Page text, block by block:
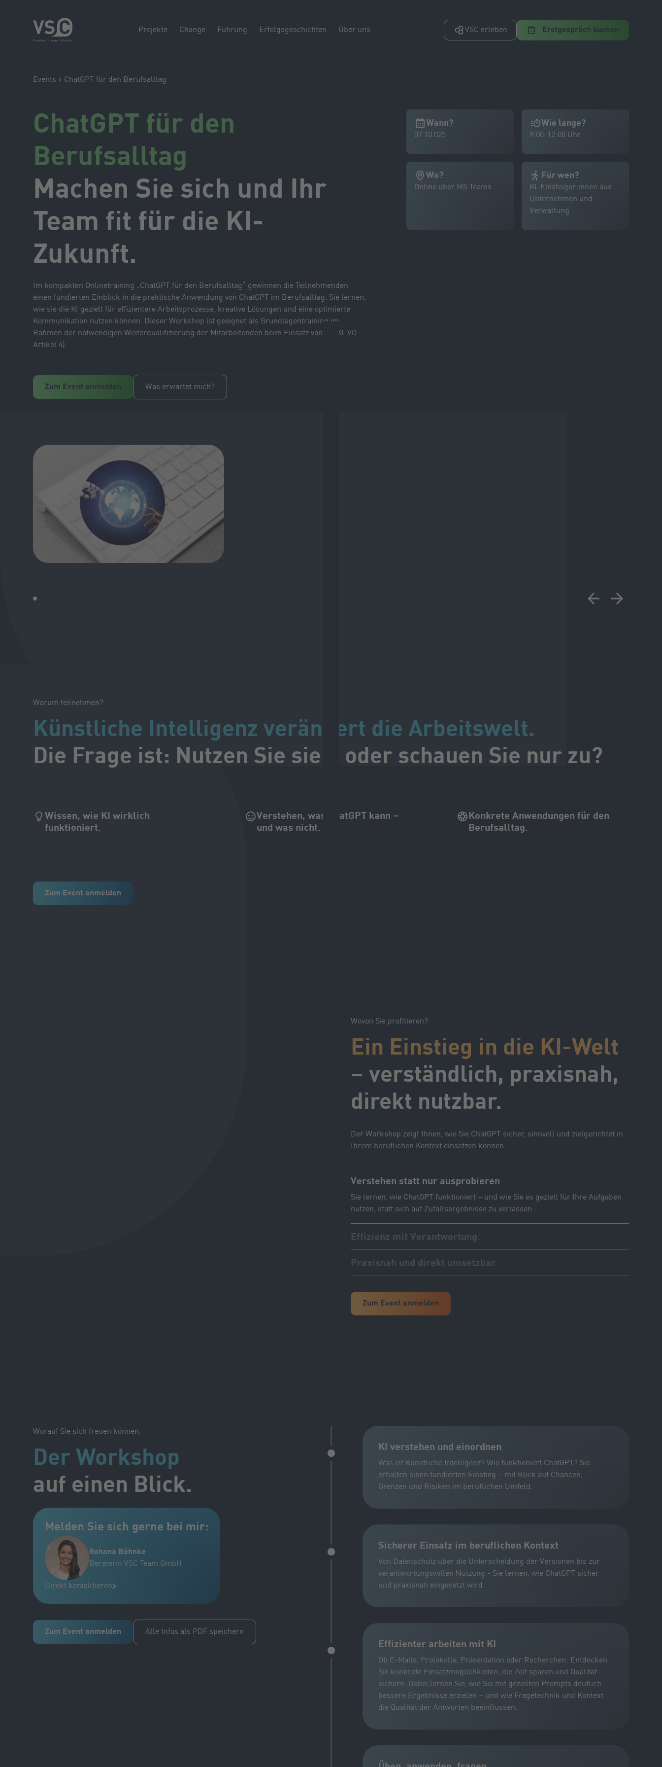
Projekte Change Führung Erfolgsgeschichten Über uns VSC erleben Erstgespräch buchen
Events ChatGPT für den Berufsalltag
ChatGPT für den
Berufsalltag
Machen Sie sich und Ihr
Team fit für die KI-
Zukunft.
Im kompakten Onlinetraining „ChatGPT für den Berufsalltag“ gewinnen die Teilnehmenden
einen fundierten Einblick in die praktische Anwendung von ChatGPT im Berufsalltag. Sie lernen,
wie sie die KI gezielt für effizientere Arbeitsprozesse, kreative Lösungen und eine optimierte
Kommunikation nutzen können. Dieser Workshop ist geeignet als Grundlagentraining im
Rahmen der notwendigen Weiterqualifizierung der Mitarbeitenden beim Einsatz von KI (KI-VO
Artikel 4).
Zum Event anmelden Was erwartet mich?
Wann?
07.10.025
Wie lange?
9:00-12:00 Uhr
Wo?
Online über MS Teams
Für wen?
KI-Einsteiger:innen aus
Unternehmen und
Verwaltung
Warum teilnehmen?
Künstliche Intelligenz verändert die Arbeitswelt.
Die Frage ist: Nutzen Sie sie – oder schauen Sie nur zu?
Wissen, wie KI wirklich
funktioniert.
Verstehen, was ChatGPT kann –
und was nicht.
Konkrete Anwendungen für den
Berufsalltag.
Zum Event anmelden
Wovon Sie profitieren?
Ein Einstieg in die KI-Welt
– verständlich, praxisnah,
direkt nutzbar.
Der Workshop zeigt Ihnen, wie Sie ChatGPT sicher, sinnvoll und zielgerichtet in
Ihrem beruflichen Kontext einsetzen können.
Verstehen statt nur ausprobieren
Sie lernen, wie ChatGPT funktioniert – und wie Sie es gezielt für Ihre Aufgaben
nutzen, statt sich auf Zufallsergebnisse zu verlassen.
Effizienz mit Verantwortung.
erzielen – ohne Qualität und Datenschutz aus dem Blick zu verlieren.
Praxisnah und direkt umsetzbar.
Projektmanagement, Kommunikation und Teamorganisation sowie Ihren
eigenen Fallbeispielen erfahren Sie, wie KI im Alltag wirklich unterstützt.
Zum Event anmelden
Worauf Sie sich freuen können.
Der Workshop
auf einen Blick.
Melden Sie sich gerne bei mir:
Rohana Böhnke
Beraterin VSC Team GmbH
Direkt kontaktieren
Zum Event anmelden Alle Infos als PDF speichern
KI verstehen und einordnen
Was ist Künstliche Intelligenz? Wie funktioniert ChatGPT? Sie
erhalten einen fundierten Einstieg – mit Blick auf Chancen,
Grenzen und Risiken im beruflichen Umfeld.
Sicherer Einsatz im beruflichen Kontext
Von Datenschutz über die Unterscheidung der Versionen bis zur
verantwortungsvollen Nutzung - Sie lernen, wie ChatGPT sicher
und praxisnah eingesetzt wird.
Effizienter arbeiten mit KI
Ob E-Mails, Protokolle, Präsentation oder Recherchen: Entdecken
Sie konkrete Einsatzmöglichkeiten, die Zeit sparen und Qualität
sichern. Dabei lernen Sie, wie Sie mit gezielten Prompts deutlich
bessere Ergebnisse erzielen – und wie Fragetechnik und Kontext
die Qualität der Antworten beeinflussen.